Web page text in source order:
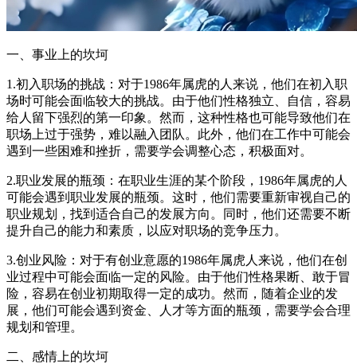
一、事业上的坎坷
1.初入职场的挑战：对于1986年属虎的人来说，他们在初入职
场时可能会面临较大的挑战。由于他们性格独立、自信，容易
给人留下强烈的第一印象。然而，这种性格也可能导致他们在
职场上过于强势，难以融入团队。此外，他们在工作中可能会
遇到一些困难和挫折，需要学会调整心态，积极面对。
2.职业发展的瓶颈：在职业生涯的某个阶段，1986年属虎的人
可能会遇到职业发展的瓶颈。这时，他们需要重新审视自己的
职业规划，找到适合自己的发展方向。同时，他们还需要不断
提升自己的能力和素质，以应对职场的竞争压力。
3.创业风险：对于有创业意愿的1986年属虎人来说，他们在创
业过程中可能会面临一定的风险。由于他们性格果断、敢于冒
险，容易在创业初期取得一定的成功。然而，随着企业的发
展，他们可能会遇到资金、人才等方面的瓶颈，需要学会合理
规划和管理。
二、感情上的坎坷